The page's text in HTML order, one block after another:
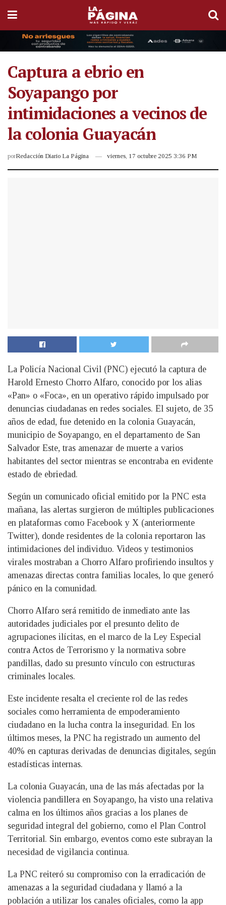
Captura a ebrio en
Soyapango por
intimidaciones a vecinos de
la colonia Guayacán
porRedacción Diario La Página viernes, 17 octubre 2025 3:36 PM
La Policía Nacional Civil (PNC) ejecutó la captura de
Harold Ernesto Chorro Alfaro, conocido por los alias
«Pan» o «Foca», en un operativo rápido impulsado por
denuncias ciudadanas en redes sociales. El sujeto, de 35
años de edad, fue detenido en la colonia Guayacán,
municipio de Soyapango, en el departamento de San
Salvador Este, tras amenazar de muerte a varios
habitantes del sector mientras se encontraba en evidente
estado de ebriedad.
Según un comunicado oficial emitido por la PNC esta
mañana, las alertas surgieron de múltiples publicaciones
en plataformas como Facebook y X (anteriormente
Twitter), donde residentes de la colonia reportaron las
intimidaciones del individuo. Videos y testimonios
virales mostraban a Chorro Alfaro profiriendo insultos y
amenazas directas contra familias locales, lo que generó
pánico en la comunidad.
Chorro Alfaro será remitido de inmediato ante las
autoridades judiciales por el presunto delito de
agrupaciones ilícitas, en el marco de la Ley Especial
contra Actos de Terrorismo y la normativa sobre
pandillas, dado su presunto vínculo con estructuras
criminales locales.
Este incidente resalta el creciente rol de las redes
sociales como herramienta de empoderamiento
ciudadano en la lucha contra la inseguridad. En los
últimos meses, la PNC ha registrado un aumento del
40% en capturas derivadas de denuncias digitales, según
estadísticas internas.
La colonia Guayacán, una de las más afectadas por la
violencia pandillera en Soyapango, ha visto una relativa
calma en los últimos años gracias a los planes de
seguridad integral del gobierno, como el Plan Control
Territorial. Sin embargo, eventos como este subrayan la
necesidad de vigilancia continua.
La PNC reiteró su compromiso con la erradicación de
amenazas a la seguridad ciudadana y llamó a la
población a utilizar los canales oficiales, como la app